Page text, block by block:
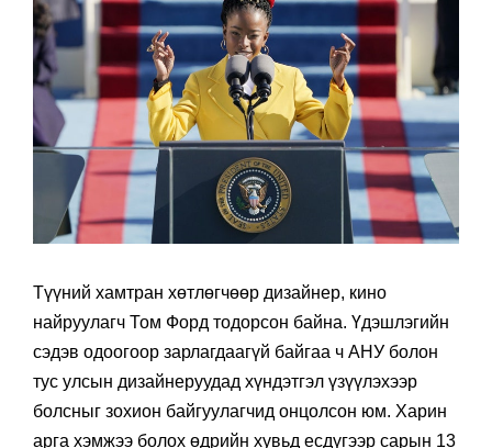
Түүний хамтран хөтлөгчөөр дизайнер, кино
найруулагч Том Форд тодорсон байна. Үдэшлэгийн
сэдэв одоогоор зарлагдаагүй байгаа ч АНУ болон
тус улсын дизайнеруудад хүндэтгэл үзүүлэхээр
болсныг зохион байгуулагчид онцолсон юм. Харин
арга хэмжээ болох өдрийн хувьд есдүгээр сарын 13